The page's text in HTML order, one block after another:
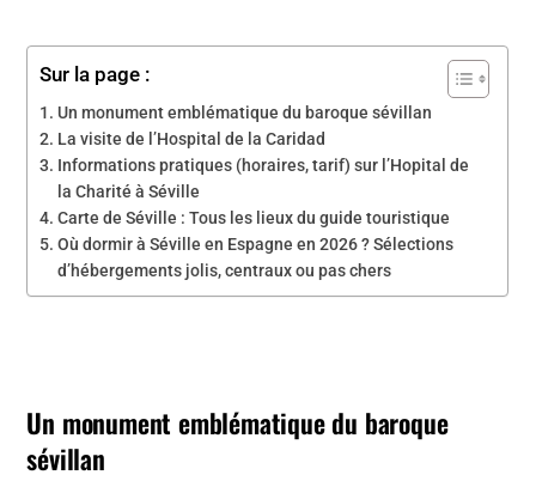
Sur la page :
Un monument emblématique du baroque sévillan
La visite de l’Hospital de la Caridad
Informations pratiques (horaires, tarif) sur l’Hopital de
la Charité à Séville
Carte de Séville : Tous les lieux du guide touristique
Où dormir à Séville en Espagne en 2026 ? Sélections
d’hébergements jolis, centraux ou pas chers
Un monument emblématique du baroque
sévillan